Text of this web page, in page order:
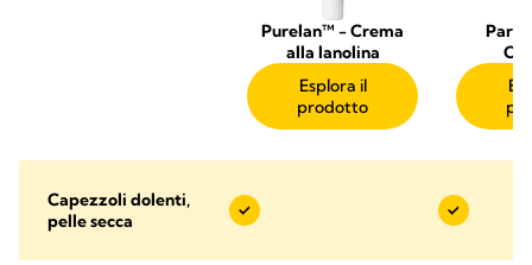
Purelan™ - Crema
alla lanolina
Esplora il
prodotto
Capezzoli dolenti,
pelle secca